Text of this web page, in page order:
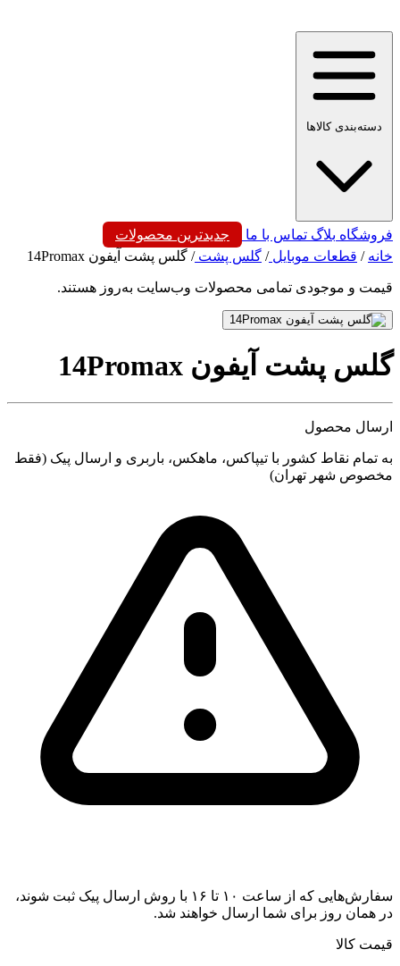
دسته‌بندی کالاها
فروشگاه بلاگ تماس با ما
جدیدترین محصولات
خانه / قطعات موبایل/ گلس پشت/ گلس پشت آیفون 14Promax
قیمت و موجودی تمامی محصولات وب‌سایت به‌روز هستند.
گلس پشت آیفون 14Promax
ارسال محصول
به تمام نقاط کشور با تیپاکس، ماهکس، باربری و ارسال پیک (فقط
مخصوص شهر تهران)
سفارش‌هایی که از ساعت ۱۰ تا ۱۶ با روش ارسال پیک ثبت شوند،
در همان روز برای شما ارسال خواهند شد.
قیمت کالا